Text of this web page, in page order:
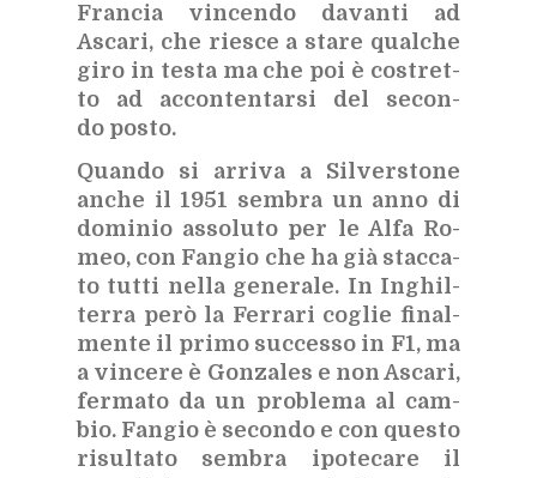
Fran­cia vin­cen­do da­van­ti ad
Asca­ri, che rie­sce a sta­re qual­che
giro in te­sta ma che poi è co­stret­
to ad ac­con­ten­tar­si del se­con­
do po­sto.
Quan­do si ar­ri­va a Sil­ver­sto­ne
an­che il 1951 sem­bra un anno di
do­mi­nio as­so­lu­to per le Alfa Ro­
meo, con Fan­gio che ha già stac­ca­
to tut­ti nel­la ge­ne­ra­le. In In­ghil­
ter­ra però la Fer­ra­ri co­glie fi­nal­
men­te il pri­mo suc­ces­so in F1, ma
a vin­ce­re è Gon­za­les e non Asca­ri,
fer­ma­to da un pro­ble­ma al cam­
bio. Fan­gio è se­con­do e con que­sto
ri­sul­ta­to sem­bra ipo­te­ca­re il